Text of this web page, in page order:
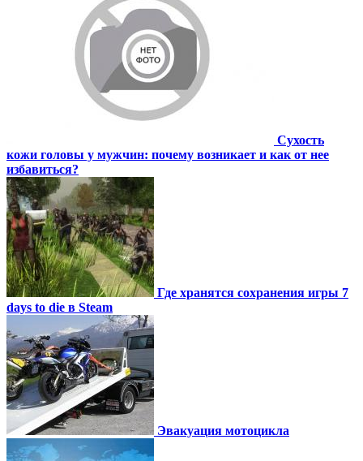
Сухость
кожи головы у мужчин: почему возникает и как от нее
избавиться?
Где хранятся сохранения игры 7
days to die в Steam
Эвакуация мотоцикла